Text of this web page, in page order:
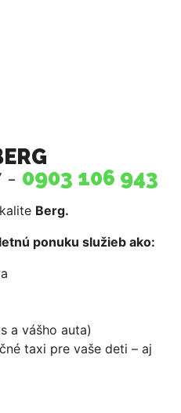
- 0903 106 943
Berg.
ponuku služieb ako:
a vášho auta)
taxi pre vaše deti – aj